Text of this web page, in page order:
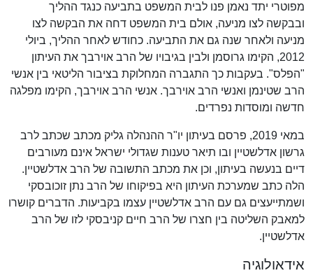
מפוטרי יתד נאמן פנו לבית המשפט בתביעה כנגד ההליך
ובבקשה לצו מניעה, אולם בית המשפט דחה את הבקשה לצו
מניעה ולאחר שנה גם את התביעה. כחודש לאחר ההליך, ביולי
2012, הקימו גרוסמן ולבין בגיבויו של הרב אוירבך את העיתון
"הפלס". בעקבות כך התגברה המחלוקת בציבור הליטאי בין אנשי
הרב שטינמן ואנשי הרב אוירבך. אנשי הרב אוירבך, הקימו מפלגה
חדשה ומוסדות נפרדים.
במאי 2019, פרסם בעיתון יו"ר ההנהלה גליק מכתב שכתב לרב
גרשון אדלשטיין ובו תיאר טענות שגדולי ישראל אינם מעורבים
דיים בנעשה בעיתון, וכן את מכתב התשובה של הרב אדלשטיין.
הלה כתב שמערכת העיתון היא בפיקוחו של הרב נתן זוכובסקי
ושמתייעצים גם עם הרב אדלשטיין עצמו בקביעות. הדברים קושרו
למאבק השליטה בין חצרו של הרב חיים קניבסקי לזו של הרב
אדלשטיין.
אידאולוגיה